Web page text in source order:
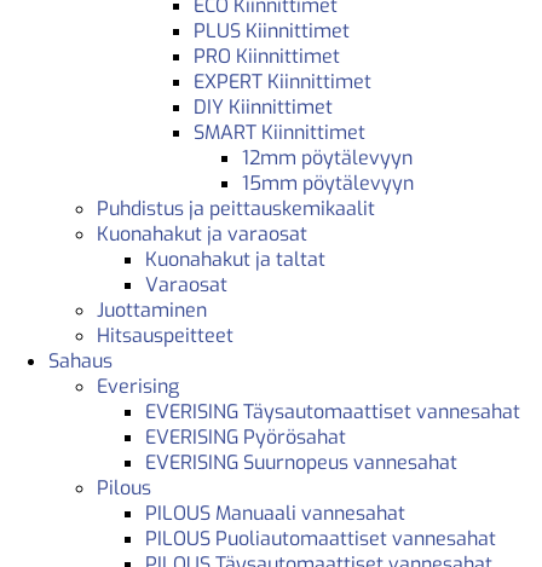
PLUS Kiinnittimet
PRO Kiinnittimet
EXPERT Kiinnittimet
DIY Kiinnittimet
SMART Kiinnittimet
12mm pöytälevyyn
15mm pöytälevyyn
Puhdistus ja peittauskemikaalit
Kuonahakut ja varaosat
Kuonahakut ja taltat
Varaosat
Juottaminen
Hitsauspeitteet
Sahaus
Everising
EVERISING Täysautomaattiset vannesahat
EVERISING Pyörösahat
EVERISING Suurnopeus vannesahat
Pilous
PILOUS Manuaali vannesahat
PILOUS Puoliautomaattiset vannesahat